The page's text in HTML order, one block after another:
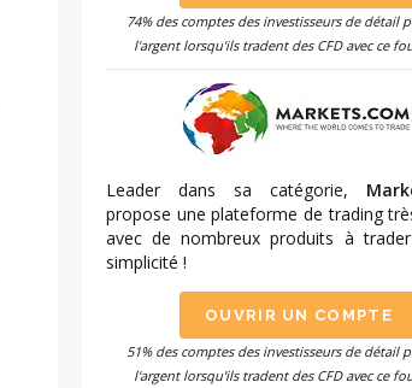
74% des comptes des investisseurs de détail
l'argent lorsqu'ils tradent des CFD avec ce
Leader dans sa catégorie,
propose une plateforme de trading
avec de nombreux produits à
simplicité !
OUVRIR UN COMPTE
51% des comptes des investisseurs de détail
l'argent lorsqu'ils tradent des CFD avec ce